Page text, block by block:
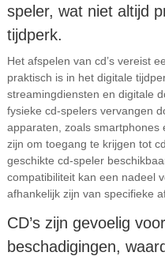
speler, wat niet altijd
tijdperk.
Het afspelen van cd’s vereist
praktisch is in het digitale
streamingdiensten en digitale
fysieke cd-spelers vervangen
apparaten, zoals smartphones
zijn om toegang te krijgen tot
geschikte cd-speler
compatibiliteit kan een nadeel
afhankelijk zijn van specifieke
CD’s zijn gevoelig
beschadigingen,